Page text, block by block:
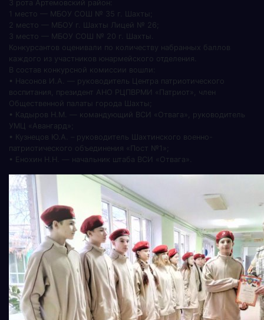
3 рота Артемовский район:
1 место — МБОУ СОШ № 35 г. Шахты;
2 место — МБОУ г. Шахты Лицей № 26;
3 место — МБОУ СОШ № 20 г. Шахты.
Конкурсантов оценивали по количеству набранных баллов
каждого из участников юнармейского отделения.
В состав конкурсной комиссии вошли:
• Насонов И.А. — руководитель Центра патриотического
воспитания, президент АНО РЦПВРМИ «Патриот», член
Общественной палаты города Шахты;
• Кадыров Н.М. — командующий ВСИ «Отвага», руководитель
УМЦ «Авангард»;
• Кузнецов Ю.А. – руководитель Шахтинского военно-
патриотического объединения «Пост №1»;
• Енохин Н.Н. — начальник штаба ВСИ «Отвага».